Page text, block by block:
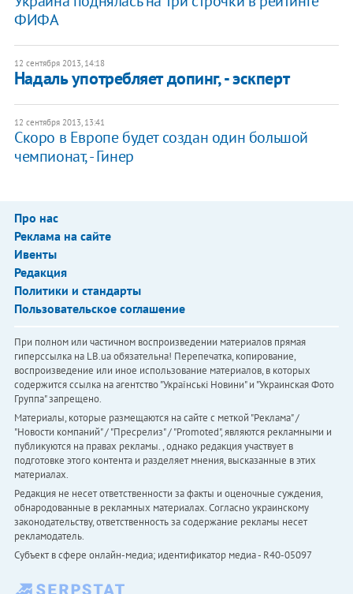
ФИФА
12 сентября 2013, 14:18
Надаль употребляет допинг, - эскперт
12 сентября 2013, 13:41
Скоро в Европе будет создан один большой
чемпионат, - Гинер
Про нас
Реклама на сайте
Ивенты
Редакция
Политики и стандарты
Пользовательское соглашение
При полном или частичном воспроизведении материалов прямая
гиперссылка на LB.ua обязательна! Перепечатка, копирование,
воспроизведение или иное использование материалов, в которых
содержится ссылка на агентство "Українськi Новини" и "Украинская Фото
Группа" запрещено.
Материалы, которые размещаются на сайте с меткой "Реклама" /
"Новости компаний" / "Пресрелиз" / "Promoted", являются рекламными и
публикуются на правах рекламы. , однако редакция участвует в
подготовке этого контента и разделяет мнения, высказанные в этих
материалах.
Редакция не несет ответственности за факты и оценочные суждения,
обнародованные в рекламных материалах. Согласно украинскому
законодательству, ответственность за содержание рекламы несет
рекламодатель.
Субъект в сфере онлайн-медиа; идентификатор медиа - R40-05097